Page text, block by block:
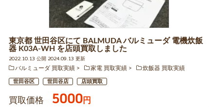
東京都 世田谷区にて BALMUDA バルミューダ 電機炊飯
器 K03A-WH を店頭買取しました
2022.10.13 公開 2024.09.13 更新
バルミューダ 買取実績
家電 買取実績 炊飯器 買取実績
世田谷区 世田谷店 店頭買取
買取価格 5000円